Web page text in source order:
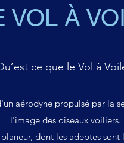
VOL À
ce que le Vol à
aérodyne propulsé par la
l'image des oiseaux voiliers.
planeur, dont les adeptes sont